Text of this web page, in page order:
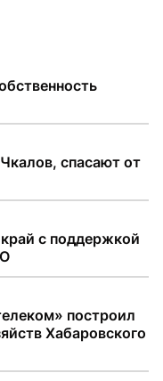
спасают от
с поддержкой
построил
Хабаровского